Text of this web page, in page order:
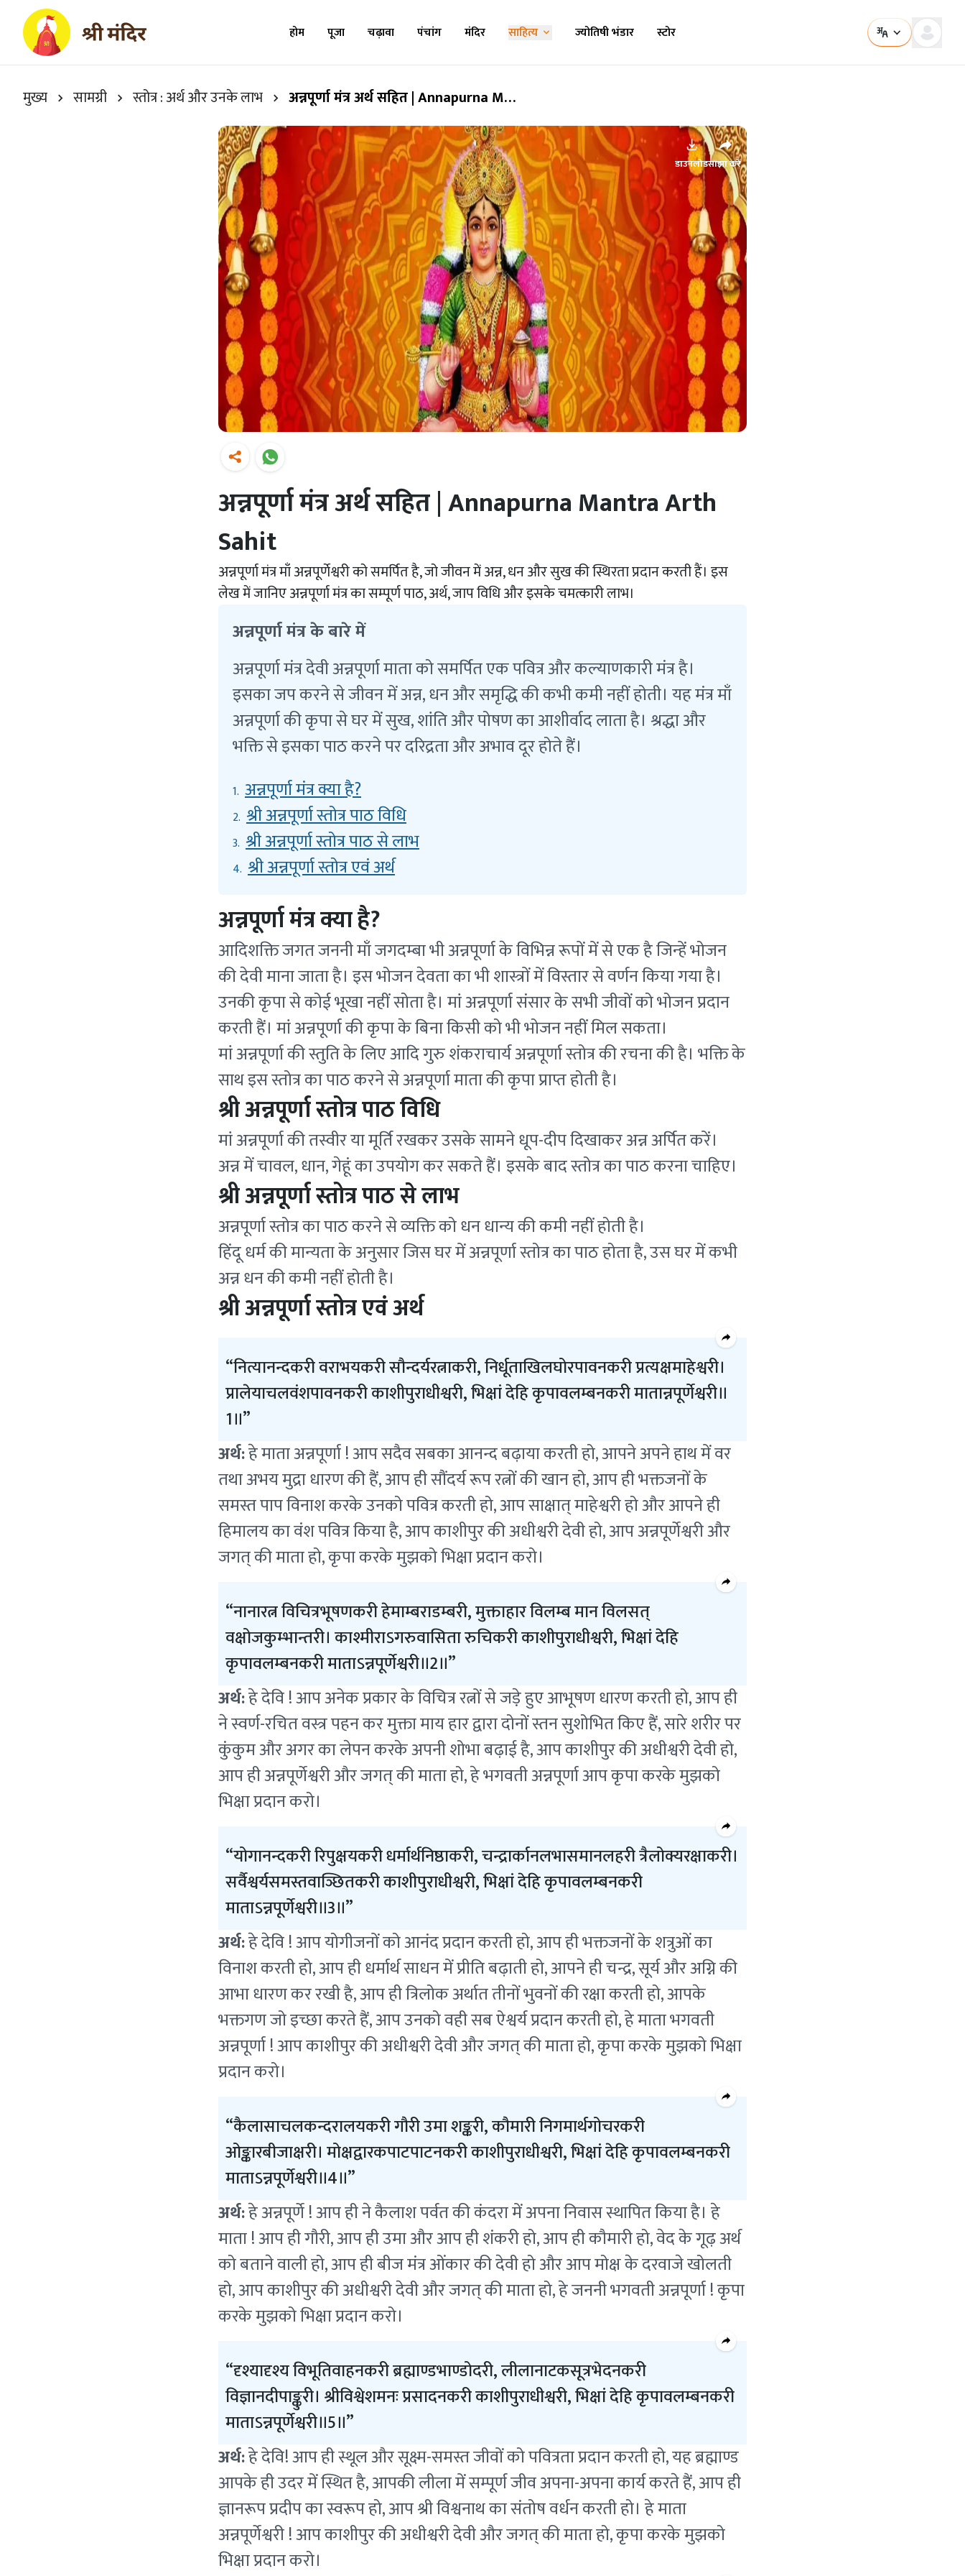
होम पूजा चढ़ावा पंचांग मंदिर साहित्य ज्योतिषी भंडार स्टोर
मुख्य सामग्री स्तोत्र : अर्थ और उनके लाभ अन्नपूर्णा मंत्र अर्थ सहित | Annapurna Mantra Arth Sahit
डाउनलोडसाझा करें
अन्नपूर्णा मंत्र अर्थ सहित | Annapurna Mantra Arth
Sahit
अन्नपूर्णा मंत्र माँ अन्नपूर्णेश्वरी को समर्पित है, जो जीवन में अन्न, धन और सुख की स्थिरता प्रदान करती हैं। इस
लेख में जानिए अन्नपूर्णा मंत्र का सम्पूर्ण पाठ, अर्थ, जाप विधि और इसके चमत्कारी लाभ।
अन्नपूर्णा मंत्र के बारे में
अन्नपूर्णा मंत्र देवी अन्नपूर्णा माता को समर्पित एक पवित्र और कल्याणकारी मंत्र है।
इसका जप करने से जीवन में अन्न, धन और समृद्धि की कभी कमी नहीं होती। यह मंत्र माँ
अन्नपूर्णा की कृपा से घर में सुख, शांति और पोषण का आशीर्वाद लाता है। श्रद्धा और
भक्ति से इसका पाठ करने पर दरिद्रता और अभाव दूर होते हैं।
1. अन्नपूर्णा मंत्र क्या है?
2. श्री अन्नपूर्णा स्तोत्र पाठ विधि
3. श्री अन्नपूर्णा स्तोत्र पाठ से लाभ
4. श्री अन्नपूर्णा स्तोत्र एवं अर्थ
अन्नपूर्णा मंत्र क्या है?
आदिशक्ति जगत जननी माँ जगदम्बा भी अन्नपूर्णा के विभिन्न रूपों में से एक है जिन्हें भोजन
की देवी माना जाता है। इस भोजन देवता का भी शास्त्रों में विस्तार से वर्णन किया गया है।
उनकी कृपा से कोई भूखा नहीं सोता है। मां अन्नपूर्णा संसार के सभी जीवों को भोजन प्रदान
करती हैं। मां अन्नपूर्णा की कृपा के बिना किसी को भी भोजन नहीं मिल सकता।
मां अन्नपूर्णा की स्तुति के लिए आदि गुरु शंकराचार्य अन्नपूर्णा स्तोत्र की रचना की है। भक्ति के
साथ इस स्तोत्र का पाठ करने से अन्नपूर्णा माता की कृपा प्राप्त होती है।
श्री अन्नपूर्णा स्तोत्र पाठ विधि
मां अन्नपूर्णा की तस्वीर या मूर्ति रखकर उसके सामने धूप-दीप दिखाकर अन्न अर्पित करें।
अन्न में चावल, धान, गेहूं का उपयोग कर सकते हैं। इसके बाद स्तोत्र का पाठ करना चाहिए।
श्री अन्नपूर्णा स्तोत्र पाठ से लाभ
अन्नपूर्णा स्तोत्र का पाठ करने से व्यक्ति को धन धान्य की कमी नहीं होती है।
हिंदू धर्म की मान्यता के अनुसार जिस घर में अन्नपूर्णा स्तोत्र का पाठ होता है, उस घर में कभी
अन्न धन की कमी नहीं होती है।
श्री अन्नपूर्णा स्तोत्र एवं अर्थ
नित्यानन्दकरी वराभयकरी सौन्दर्यरत्नाकरी, निर्धूताखिलघोरपावनकरी प्रत्यक्षमाहेश्वरी।
प्रालेयाचलवंशपावनकरी काशीपुराधीश्वरी, भिक्षां देहि कृपावलम्बनकरी मातान्नपूर्णेश्वरी॥
1॥
अर्थ:हे माता अन्नपूर्णा ! आप सदैव सबका आनन्द बढ़ाया करती हो, आपने अपने हाथ में वर
तथा अभय मुद्रा धारण की हैं, आप ही सौंदर्य रूप रत्नों की खान हो, आप ही भक्तजनों के
समस्त पाप विनाश करके उनको पवित्र करती हो, आप साक्षात् माहेश्वरी हो और आपने ही
हिमालय का वंश पवित्र किया है, आप काशीपुर की अधीश्वरी देवी हो, आप अन्नपूर्णेश्वरी और
जगत् की माता हो, कृपा करके मुझको भिक्षा प्रदान करो।
नानारत्न विचित्रभूषणकरी हेमाम्बराडम्बरी, मुक्ताहार विलम्ब मान विलसत्
वक्षोजकुम्भान्तरी। काश्मीराऽगरुवासिता रुचिकरी काशीपुराधीश्वरी, भिक्षां देहि
कृपावलम्बनकरी माताऽन्नपूर्णेश्वरी॥2॥
अर्थ:हे देवि ! आप अनेक प्रकार के विचित्र रत्नों से जड़े हुए आभूषण धारण करती हो, आप ही
ने स्वर्ण-रचित वस्त्र पहन कर मुक्ता माय हार द्वारा दोनों स्तन सुशोभित किए हैं, सारे शरीर पर
कुंकुम और अगर का लेपन करके अपनी शोभा बढ़ाई है, आप काशीपुर की अधीश्वरी देवी हो,
आप ही अन्नपूर्णेश्वरी और जगत् की माता हो, हे भगवती अन्नपूर्णा आप कृपा करके मुझको
भिक्षा प्रदान करो।
योगानन्दकरी रिपुक्षयकरी धर्मार्थनिष्ठाकरी, चन्द्रार्कानलभासमानलहरी त्रैलोक्यरक्षाकरी।
सर्वैश्वर्यसमस्तवाञ्छितकरी काशीपुराधीश्वरी, भिक्षां देहि कृपावलम्बनकरी
माताऽन्नपूर्णेश्वरी॥3॥
अर्थ:हे देवि ! आप योगीजनों को आनंद प्रदान करती हो, आप ही भक्तजनों के शत्रुओं का
विनाश करती हो, आप ही धर्मार्थ साधन में प्रीति बढ़ाती हो, आपने ही चन्द्र, सूर्य और अग्नि की
आभा धारण कर रखी है, आप ही त्रिलोक अर्थात तीनों भुवनों की रक्षा करती हो, आपके
भक्तगण जो इच्छा करते हैं, आप उनको वही सब ऐश्वर्य प्रदान करती हो, हे माता भगवती
अन्नपूर्णा ! आप काशीपुर की अधीश्वरी देवी और जगत् की माता हो, कृपा करके मुझको भिक्षा
प्रदान करो।
कैलासाचलकन्दरालयकरी गौरी उमा शङ्करी, कौमारी निगमार्थगोचरकरी
ओङ्कारबीजाक्षरी। मोक्षद्वारकपाटपाटनकरी काशीपुराधीश्वरी, भिक्षां देहि कृपावलम्बनकरी
माताऽन्नपूर्णेश्वरी॥4॥
अर्थ:हे अन्नपूर्णे ! आप ही ने कैलाश पर्वत की कंदरा में अपना निवास स्थापित किया है। हे
माता ! आप ही गौरी, आप ही उमा और आप ही शंकरी हो, आप ही कौमारी हो, वेद के गूढ़ अर्थ
को बताने वाली हो, आप ही बीज मंत्र ओंकार की देवी हो और आप मोक्ष के दरवाजे खोलती
हो, आप काशीपुर की अधीश्वरी देवी और जगत् की माता हो, हे जननी भगवती अन्नपूर्णा ! कृपा
करके मुझको भिक्षा प्रदान करो।
दृश्यादृश्य विभूतिवाहनकरी ब्रह्माण्डभाण्डोदरी, लीलानाटकसूत्रभेदनकरी
विज्ञानदीपाङ्कुरी। श्रीविश्वेशमनः प्रसादनकरी काशीपुराधीश्वरी, भिक्षां देहि कृपावलम्बनकरी
माताऽन्नपूर्णेश्वरी॥5॥
अर्थ:हे देवि! आप ही स्थूल और सूक्ष्म-समस्त जीवों को पवित्रता प्रदान करती हो, यह ब्रह्माण्ड
आपके ही उदर में स्थित है, आपकी लीला में सम्पूर्ण जीव अपना-अपना कार्य करते हैं, आप ही
ज्ञानरूप प्रदीप का स्वरूप हो, आप श्री विश्वनाथ का संतोष वर्धन करती हो। हे माता
अन्नपूर्णेश्वरी ! आप काशीपुर की अधीश्वरी देवी और जगत् की माता हो, कृपा करके मुझको
भिक्षा प्रदान करो।